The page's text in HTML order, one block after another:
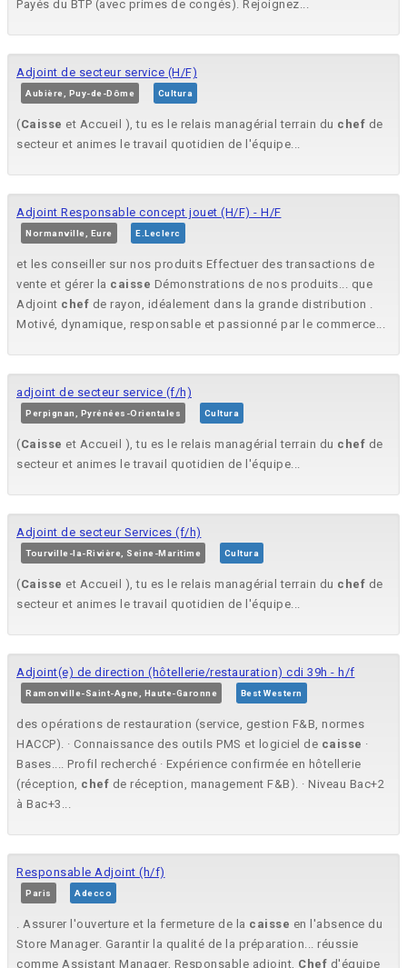
Payés du BTP (avec primes de congés). Rejoignez...
Adjoint de secteur service (H/F)
Aubière, Puy-de-Dôme Cultura
(Caisse et Accueil ), tu es le relais managérial terrain du chef de
secteur et animes le travail quotidien de l'équipe...
Adjoint Responsable concept jouet (H/F) - H/F
Normanville, Eure E.Leclerc
et les conseiller sur nos produits Effectuer des transactions de
vente et gérer la caisse Démonstrations de nos produits... que
Adjoint chef de rayon, idéalement dans la grande distribution .
Motivé, dynamique, responsable et passionné par le commerce...
adjoint de secteur service (f/h)
Perpignan, Pyrénées-Orientales Cultura
(Caisse et Accueil ), tu es le relais managérial terrain du chef de
secteur et animes le travail quotidien de l'équipe...
Adjoint de secteur Services (f/h)
Tourville-la-Rivière, Seine-Maritime Cultura
(Caisse et Accueil ), tu es le relais managérial terrain du chef de
secteur et animes le travail quotidien de l'équipe...
Adjoint(e) de direction (hôtellerie/restauration) cdi 39h - h/f
Ramonville-Saint-Agne, Haute-Garonne Best Western
des opérations de restauration (service, gestion F&B, normes
HACCP). · Connaissance des outils PMS et logiciel de caisse ·
Bases.... Profil recherché · Expérience confirmée en hôtellerie
(réception, chef de réception, management F&B). · Niveau Bac+2
à Bac+3...
Responsable Adjoint (h/f)
Paris Adecco
. Assurer l'ouverture et la fermeture de la caisse en l'absence du
Store Manager. Garantir la qualité de la préparation... réussie
comme Assistant Manager, Responsable adjoint, Chef d'équipe